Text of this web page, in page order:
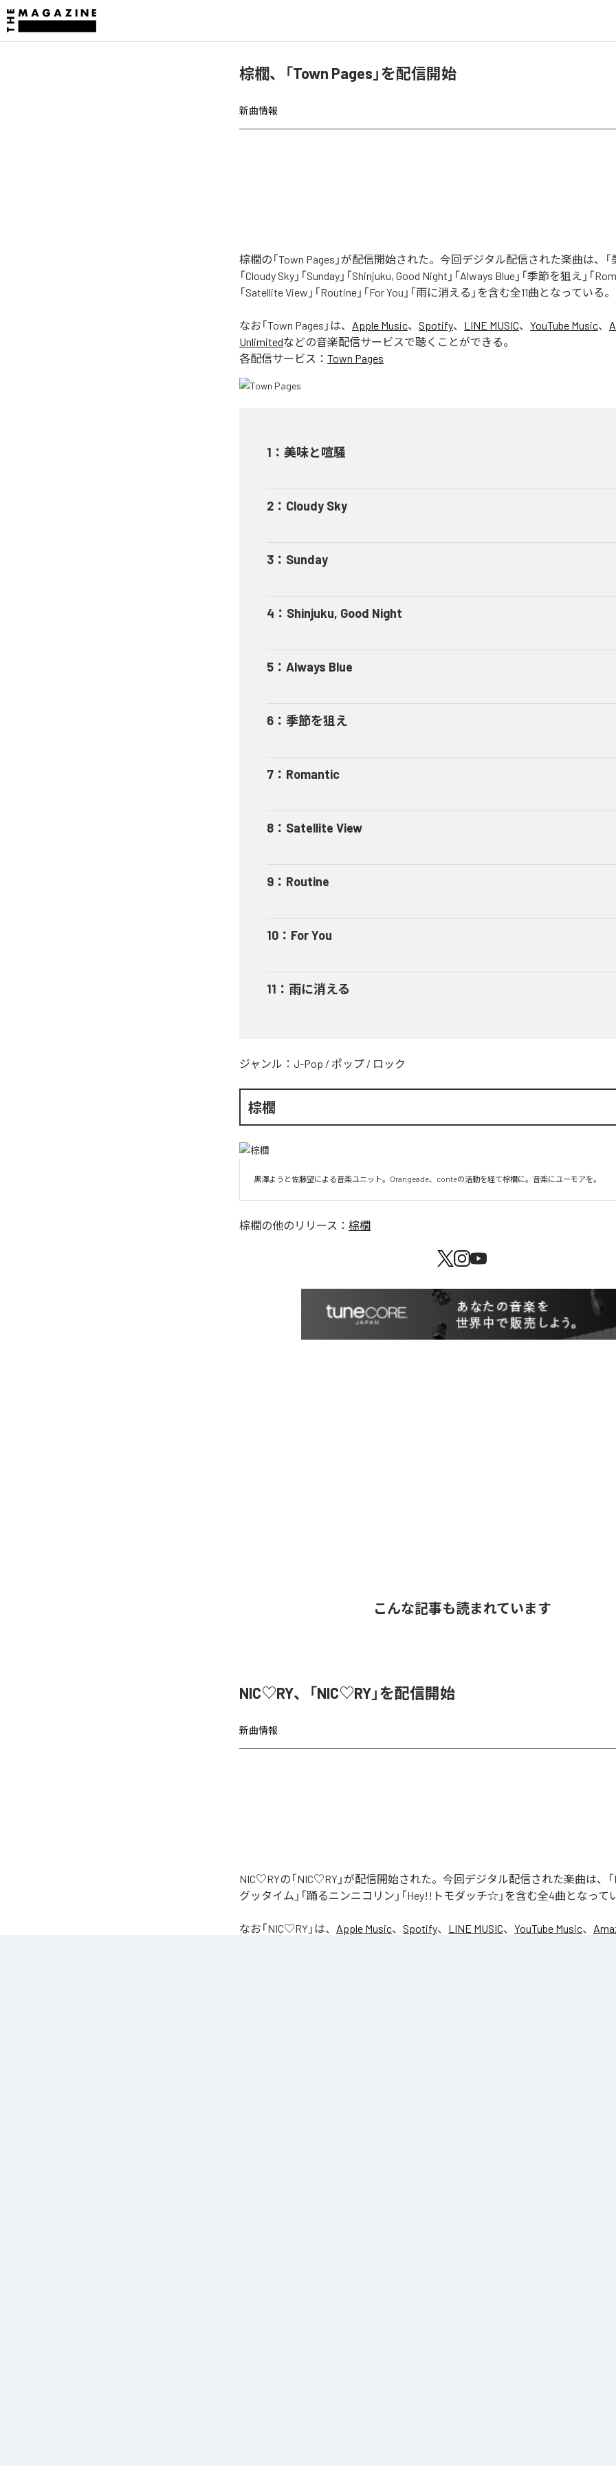
棕櫚、「Town Pages」を配信開始
新曲情報
棕櫚の「Town Pages」が配信開始された。今回デジタル配信された楽曲は、「
「Cloudy Sky」「Sunday」「Shinjuku, Good Night」「Always Blue」「季節を狙え」「
「Satellite View」「Routine」「For You」「雨に消える」を含む全11曲となっている。
なお「Town Pages 」は、 Apple Music、 Spotify、 LINE MUSIC、 YouTube Music、
Unlimitedなどの音楽配信サービスで聴くことができる。
各配信サービス： Town Pages
1 ： 美味と喧騒
2 ： Cloudy Sky
3 ： Sunday
4 ： Shinjuku, Good Night
5 ： Always Blue
6 ： 季節を狙え
7 ： Romantic
8 ： Satellite View
9 ： Routine
10 ： For You
11 ： 雨に消える
ジャンル： J-Pop / ポップ / ロック
棕櫚
黒澤ようと佐藤望による音楽ユニット。Orangeade、conteの活動を経て棕櫚に。音楽にユーモアを。
棕櫚の他のリリース： 棕櫚
こんな記事も読まれています
NIC♡RY、「NIC♡RY」を配信開始
新曲情報
NIC♡RYの「NIC♡RY」が配信開始された。今回デジタル配信された楽曲は、「
グッタイム」「踊るニンニコリン」「Hey!!トモダッチ☆」を含む全4曲となって
なお「NIC♡RY 」は、 Apple Music、 Spotify、 LINE MUSIC、 YouTube Music、